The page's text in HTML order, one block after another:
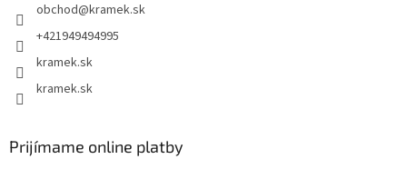
obchod@kramek.sk
+421949494995
kramek.sk
kramek.sk
Prijímame online platby